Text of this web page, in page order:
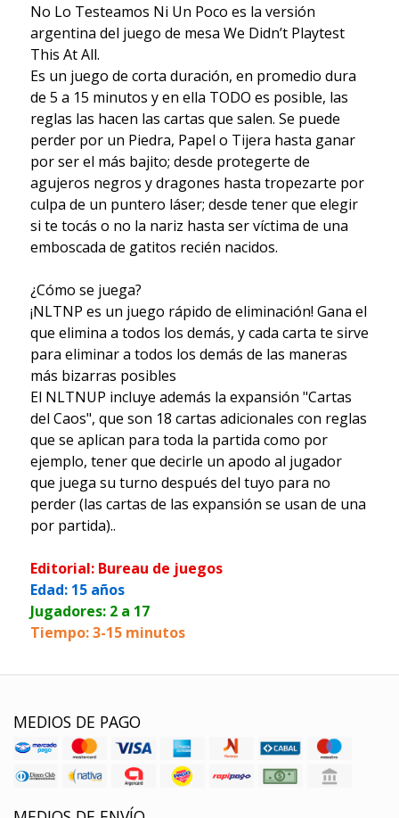
No Lo Testeamos Ni Un Poco es la versión
argentina del juego de mesa We Didn’t Playtest
This At All.
Es un juego de corta duración, en promedio dura
de 5 a 15 minutos y en ella TODO es posible, las
reglas las hacen las cartas que salen. Se puede
perder por un Piedra, Papel o Tijera hasta ganar
por ser el más bajito; desde protegerte de
agujeros negros y dragones hasta tropezarte por
culpa de un puntero láser; desde tener que elegir
si te tocás o no la nariz hasta ser víctima de una
emboscada de gatitos recién nacidos.
¿Cómo se juega?
¡NLTNP es un juego rápido de eliminación! Gana el
que elimina a todos los demás, y cada carta te sirve
para eliminar a todos los demás de las maneras
más bizarras posibles
El NLTNUP incluye además la expansión "Cartas
del Caos", que son 18 cartas adicionales con reglas
que se aplican para toda la partida como por
ejemplo, tener que decirle un apodo al jugador
que juega su turno después del tuyo para no
perder (las cartas de las expansión se usan de una
por partida)..
Editorial: Bureau de juegos
Edad: 15 años
Jugadores: 2 a 17
Tiempo: 3-15 minutos
MEDIOS DE PAGO